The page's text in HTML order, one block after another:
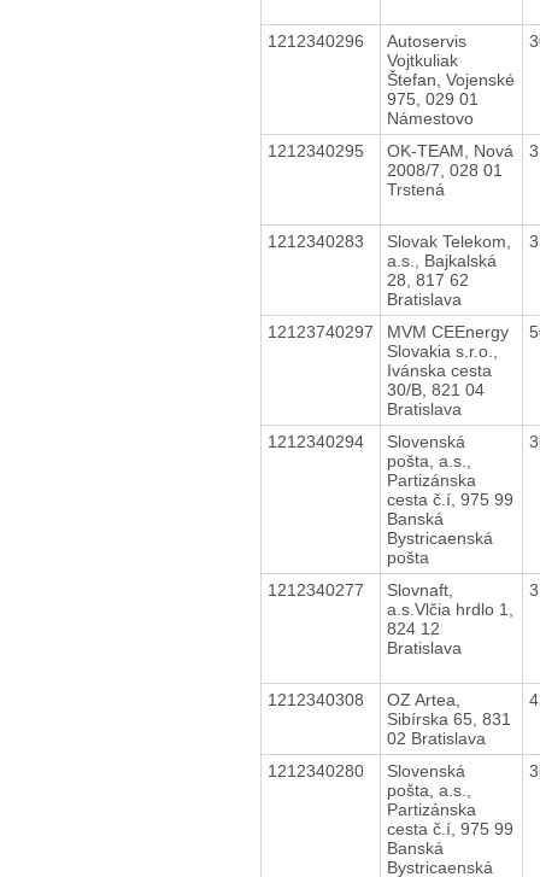
1212340296
Autoservis
Vojtkuliak
Štefan, Vojenské
975, 029 01
Námestovo
1212340295
OK-TEAM, Nová
2008/7, 028 01
Trstená
1212340283
Slovak Telekom,
a.s., Bajkalská
28, 817 62
Bratislava
12123740297
MVM CEEnergy
Slovakia s.r.o.,
Ivánska cesta
30/B, 821 04
Bratislava
1212340294
Slovenská
pošta, a.s.,
Partizánska
cesta č.í, 975 99
Banská
Bystricaenská
pošta
1212340277
Slovnaft,
a.s.Vlčia hrdlo 1,
824 12
Bratislava
1212340308
OZ Artea,
Sibírska 65, 831
02 Bratislava
1212340280
Slovenská
pošta, a.s.,
Partizánska
cesta č.í, 975 99
Banská
Bystricaenská